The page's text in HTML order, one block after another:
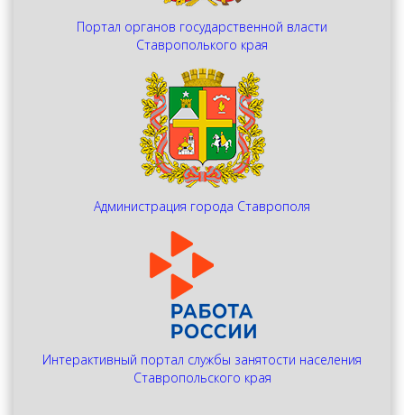
Портал органов государственной власти
Ставрополького края
Администрация города Ставрополя
Интерактивный портал службы занятости населения
Ставропольского края